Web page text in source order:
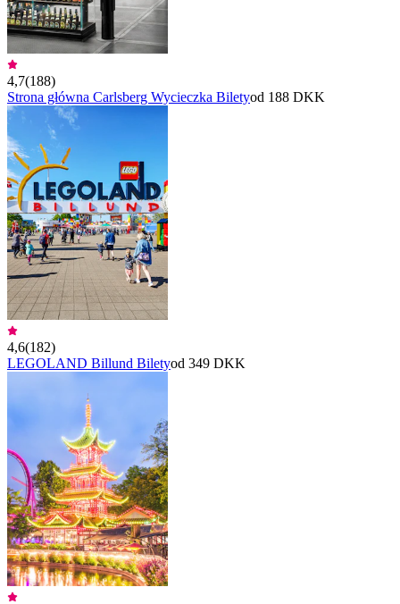
4,7(188)
Strona główna Carlsberg Wycieczka Biletyod 188 DKK
4,6(182)
LEGOLAND Billund Biletyod 349 DKK